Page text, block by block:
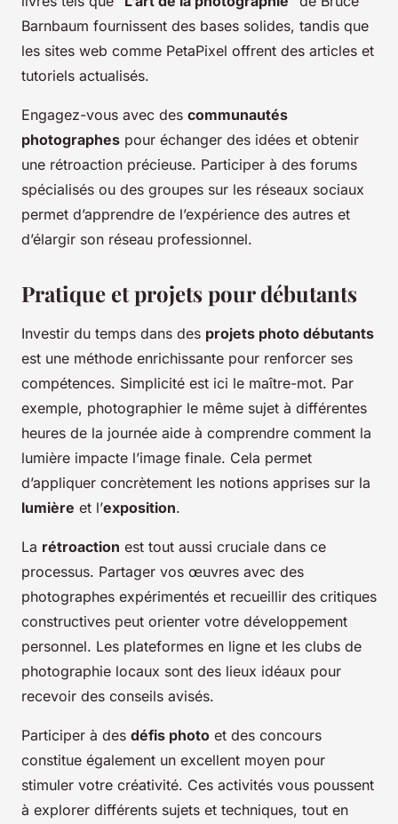
Barnbaum fournissent des bases solides, tandis que
les sites web comme PetaPixel offrent des articles et
tutoriels actualisés.
Engagez-vous avec des communautés
photographes pour échanger des idées et obtenir
une rétroaction précieuse. Participer à des forums
spécialisés ou des groupes sur les réseaux sociaux
permet d’apprendre de l’expérience des autres et
d’élargir son réseau professionnel.
Pratique et projets pour débutants
Investir du temps dans des projets photo débutants
est une méthode enrichissante pour renforcer ses
compétences. Simplicité est ici le maître-mot. Par
exemple, photographier le même sujet à différentes
heures de la journée aide à comprendre comment la
lumière impacte l’image finale. Cela permet
d’appliquer concrètement les notions apprises sur la
lumière et l’exposition.
La rétroaction est tout aussi cruciale dans ce
processus. Partager vos œuvres avec des
photographes expérimentés et recueillir des critiques
constructives peut orienter votre développement
personnel. Les plateformes en ligne et les clubs de
photographie locaux sont des lieux idéaux pour
recevoir des conseils avisés.
Participer à des défis photo et des concours
constitue également un excellent moyen pour
stimuler votre créativité. Ces activités vous poussent
à explorer différents sujets et techniques, tout en